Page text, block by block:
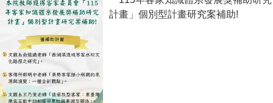
計畫」個別型計畫研究案補助!